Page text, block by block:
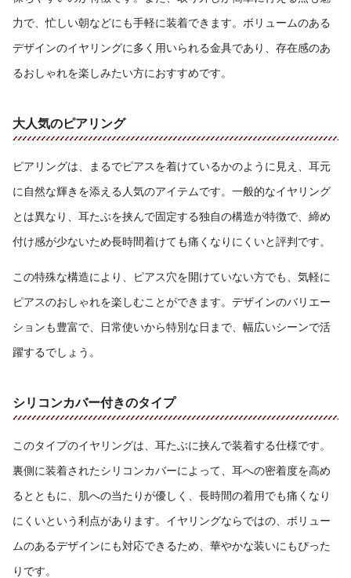
力で、忙しい朝などにも手軽に装着できます。ボリュームのある
デザインのイヤリングに多く用いられる金具であり、存在感のあ
るおしゃれを楽しみたい方におすすめです。
大人気のピアリング
ピアリングは、まるでピアスを着けているかのように見え、耳元
に自然な輝きを添える人気のアイテムです。一般的なイヤリング
とは異なり、耳たぶを挟んで固定する独自の構造が特徴で、締め
付け感が少ないため長時間着けても痛くなりにくいと評判です。
この特殊な構造により、ピアス穴を開けていない方でも、気軽に
ピアスのおしゃれを楽しむことができます。デザインのバリエー
ションも豊富で、日常使いから特別な日まで、幅広いシーンで活
躍するでしょう。
シリコンカバー付きのタイプ
このタイプのイヤリングは、耳たぶに挟んで装着する仕様です。
裏側に装着されたシリコンカバーによって、耳への密着度を高め
るとともに、肌への当たりが優しく、長時間の着用でも痛くなり
にくいという利点があります。イヤリングならではの、ボリュー
ムのあるデザインにも対応できるため、華やかな装いにもぴった
りです。